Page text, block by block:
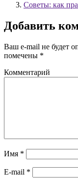
Советы: как
Добавить
Ваш e-mail не будет
помечены *
Комментарий
Имя *
E-mail *